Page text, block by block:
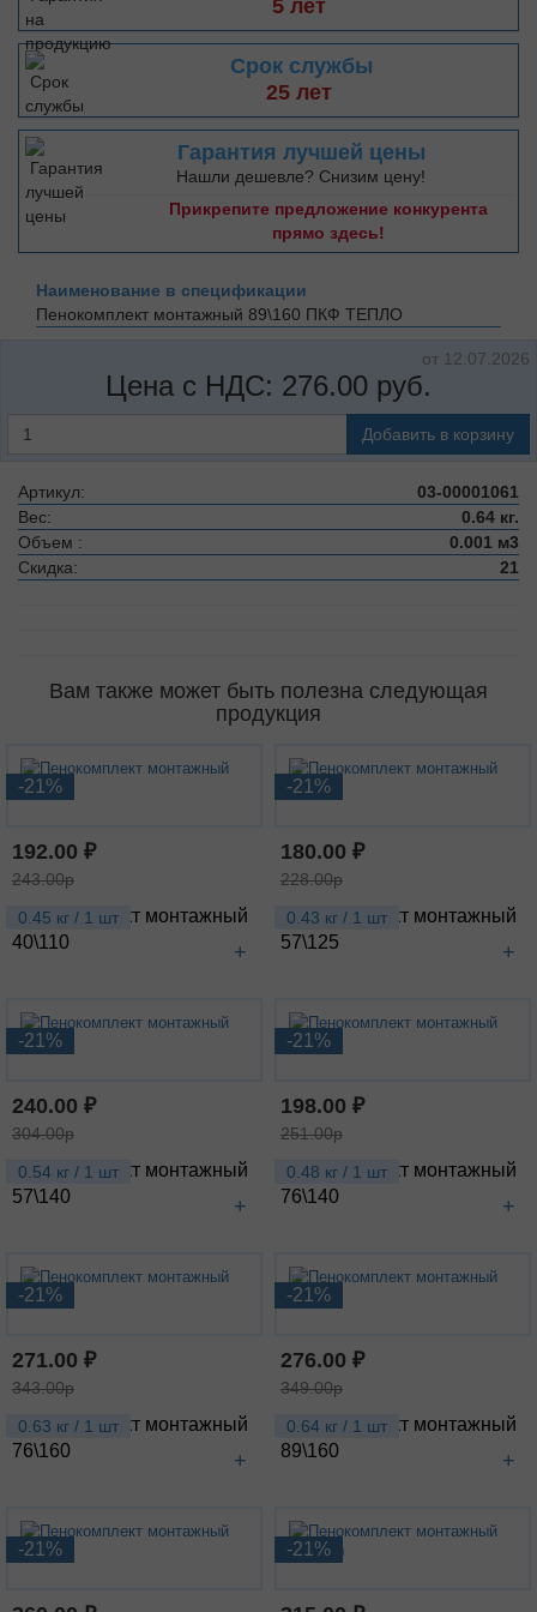
5 лет
Срок службы
25 лет
Гарантия лучшей цены
Нашли дешевле? Снизим цену!
Прикрепите предложение конкурента
прямо здесь!
Наименование в спецификации
Пенокомплект монтажный 89\160 ПКФ ТЕПЛО
от 12.07.2026
Цена с НДС: 276.00 руб.
Добавить в корзину
Артикул:
03-00001061
Вес:
0.64 кг.
Объем :
0.001 м3
Скидка:
21
Вам также может быть полезна следующая
продукция
-21%
0.45 кг / 1 шт
192.00 ₽
+
243.00р
Пенокомплект монтажный
40\110
-21%
0.43 кг / 1 шт
180.00 ₽
+
228.00р
Пенокомплект монтажный
57\125
-21%
0.54 кг / 1 шт
240.00 ₽
+
304.00р
Пенокомплект монтажный
57\140
-21%
0.48 кг / 1 шт
198.00 ₽
+
251.00р
Пенокомплект монтажный
76\140
-21%
0.63 кг / 1 шт
271.00 ₽
+
343.00р
Пенокомплект монтажный
76\160
-21%
0.64 кг / 1 шт
276.00 ₽
+
349.00р
Пенокомплект монтажный
89\160
-21% -21%